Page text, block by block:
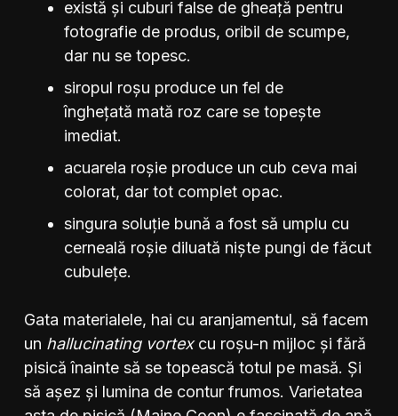
există și cuburi false de gheață pentru
fotografie de produs, oribil de scumpe,
dar nu se topesc.
siropul roșu produce un fel de
înghețată mată roz care se topește
imediat.
acuarela roșie produce un cub ceva mai
colorat, dar tot complet opac.
singura soluție bună a fost să umplu cu
cerneală roșie diluată niște pungi de făcut
cubulețe.
Gata materialele, hai cu aranjamentul, să facem
un hallucinating vortexcu roșu-n mijloc și fără
pisică înainte să se topească totul pe masă. Și
să așez și lumina de contur frumos. Varietatea